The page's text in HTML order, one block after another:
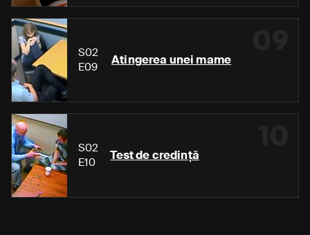
S02
E09
Atingerea unei mame
S02
E10
Test de credință